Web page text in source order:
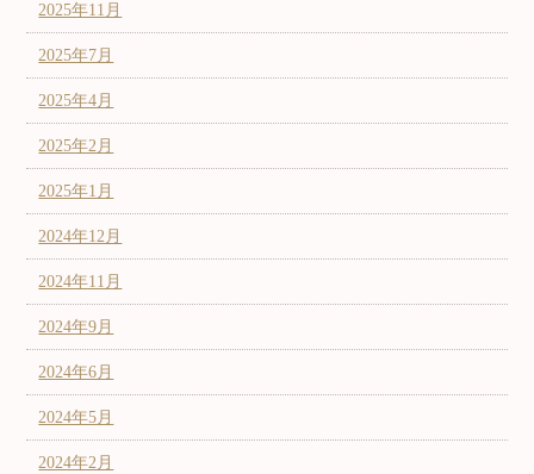
2025年11月
2025年7月
2025年4月
2025年2月
2025年1月
2024年12月
2024年11月
2024年9月
2024年6月
2024年5月
2024年2月